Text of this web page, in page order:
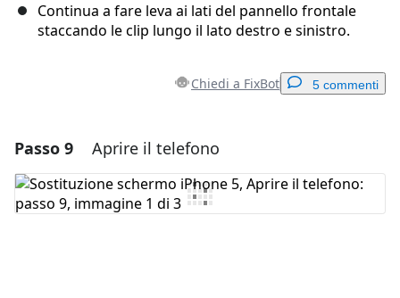
Continua a fare leva ai lati del pannello frontale
staccando le clip lungo il lato destro e sinistro.
Chiedi a FixBot 5 commenti
Aggiungi un commento
Aggiungi Commento
Passo 9 Aprire il telefono